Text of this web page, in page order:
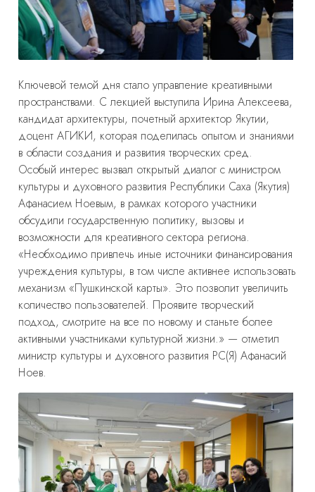
Ключевой темой дня стало управление креативными
пространствами. С лекцией выступила Ирина Алексеева,
кандидат архитектуры, почетный архитектор Якутии,
доцент АГИКИ, которая поделилась опытом и знаниями
в области создания и развития творческих сред.
Особый интерес вызвал открытый диалог с министром
культуры и духовного развития Республики Саха (Якутия)
Афанасием Ноевым, в рамках которого участники
обсудили государственную политику, вызовы и
возможности для креативного сектора региона.
«Необходимо привлечь иные источники финансирования
учреждения культуры, в том числе активнее использовать
механизм «Пушкинской карты». Это позволит увеличить
количество пользователей. Проявите творческий
подход, смотрите на все по новому и станьте более
активными участниками культурной жизни.» — отметил
министр культуры и духовного развития РС(Я) Афанасий
Ноев.